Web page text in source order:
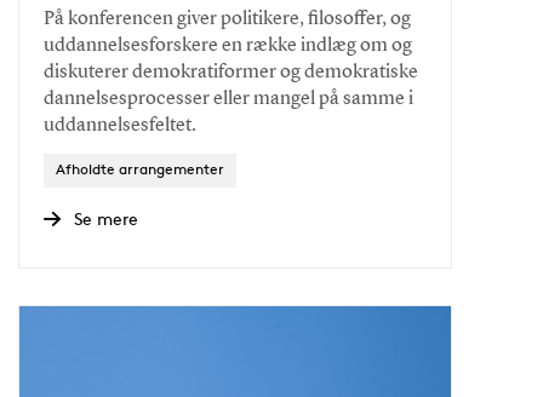
På konferencen giver politikere, filosoffer, og
uddannelsesforskere en række indlæg om og
diskuterer demokratiformer og demokratiske
dannelsesprocesser eller mangel på samme i
uddannelsesfeltet.
Afholdte arrangementer
Se mere